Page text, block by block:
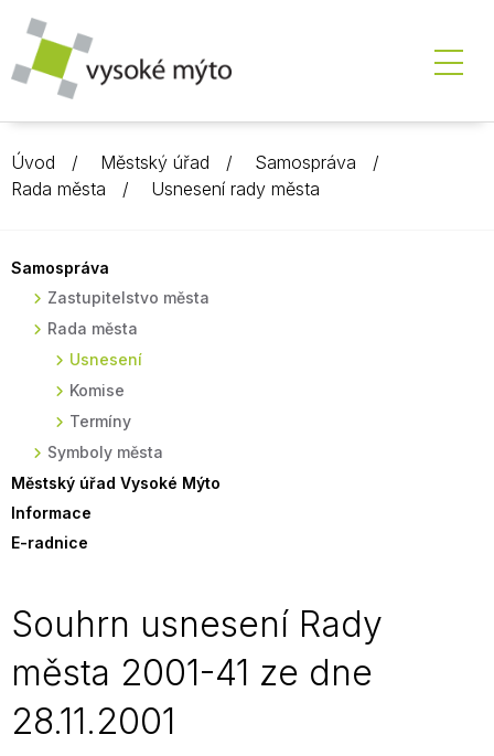
Úvod Městský úřad
Samospráva
Rada města
Usnesení rady města
Samospráva
Zastupitelstvo města
Rada města
Usnesení
Komise
Termíny
Symboly města
Městský úřad Vysoké Mýto
Informace
E-radnice
Souhrn usnesení Rady
města 2001-41 ze dne
28.11.2001